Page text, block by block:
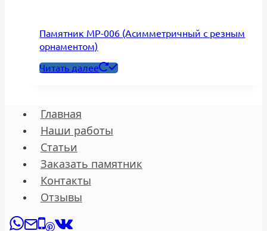
Памятник МР-006 (Асимметричный с резным
орнаментом)
Читать далее
Главная
Наши работы
Статьи
Заказать памятник
Контакты
Отзывы